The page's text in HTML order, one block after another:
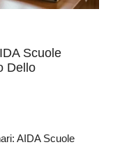
Scuole
Dello
AIDA Scuole